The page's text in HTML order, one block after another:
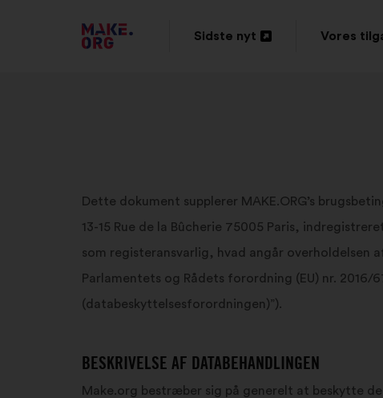
TILBAGE
Sidste nyt
Vores
Dette dokument supplerer MAKE.ORG’s
13-15 Rue de la Bûcherie 75005 Paris,
som registeransvarlig, hvad angår
Parlamentets og Rådets forordning (EU) nr.
(databeskyttelsesforordningen)”).
BESKRIVELSE AF DATABEHANDLINGEN
Make.org bestræber sig på generelt at beskytte